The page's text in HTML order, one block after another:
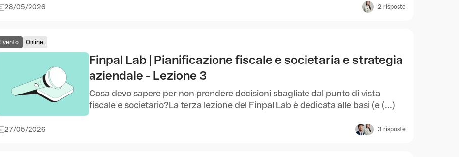
28/05/2026 2 risposte
Evento Online
Finpal Lab | Pianificazione fiscale e societaria e strategia
aziendale - Lezione 3
Cosa devo sapere per non prendere decisioni sbagliate dal punto di vista
fiscale e societario?La terza lezione del Finpal Lab è dedicata alle basi (e (...)
27/05/2026 3 risposte